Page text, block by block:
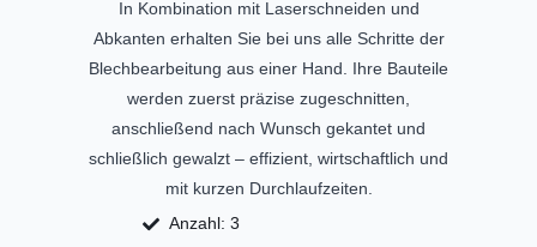
In Kombination mit Laserschneiden und
Abkanten erhalten Sie bei uns alle Schritte der
Blechbearbeitung aus einer Hand. Ihre Bauteile
werden zuerst präzise zugeschnitten,
anschließend nach Wunsch gekantet und
schließlich gewalzt – effizient, wirtschaftlich und
mit kurzen Durchlaufzeiten.
Anzahl: 3